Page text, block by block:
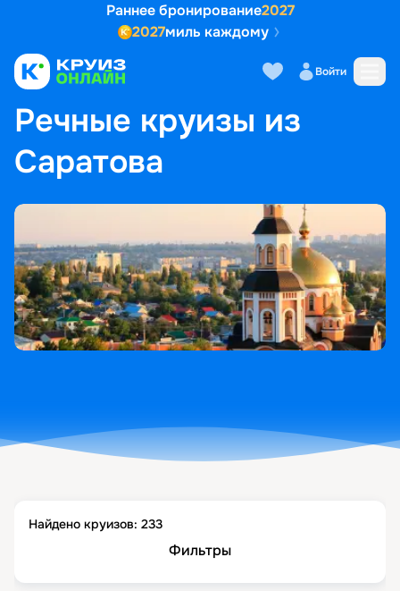
Раннее бронирование2027
2027миль каждому
Войти
ГЛАВНАЯ • ПОПУЛЯРНЫЕ НАПРАВЛЕНИЯ
РЕЧНЫЕ КРУИЗЫ ИЗ САРАТОВА
Речные круизы из
Саратова
Найдено круизов: 233
Фильтры